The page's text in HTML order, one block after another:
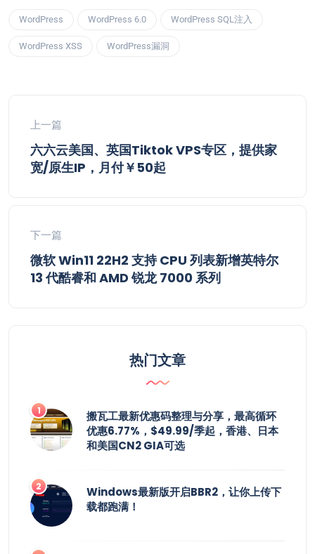
WordPress WordPress 6.0 WordPress SQL注入
WordPress XSS WordPress漏洞
上一篇
六六云美国、英国Tiktok VPS专区，提供家
宽/原生IP，月付￥50起
下一篇
微软 Win11 22H2 支持 CPU 列表新增英特尔
13 代酷睿和 AMD 锐龙 7000 系列
热门文章
搬瓦工最新优惠码整理与分享，最高循环
优惠6.77%，$49.99/季起，香港、日本
和美国CN2 GIA可选
Windows最新版开启BBR2，让你上传下
载都跑满！